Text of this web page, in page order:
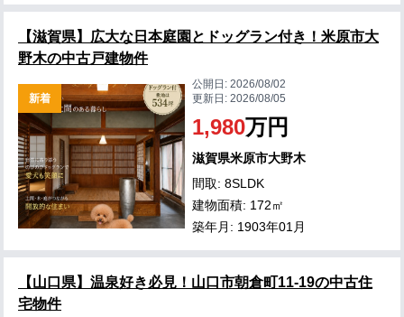
【滋賀県】広大な日本庭園とドッグラン付き！米原市大
野木の中古戸建物件
新着
公開日:2026/08/02
更新日:2026/08/05
1,980万円
滋賀県米原市大野木
間取: 8SLDK
建物面積: 172㎡
築年月: 1903年01月
【山口県】温泉好き必見！山口市朝倉町11-19の中古住
宅物件